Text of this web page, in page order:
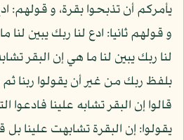
يأمركم أن تذبحوا بقرة، و قولهم:
و قولهم ثانيا: ادع لنا ربك يبين لنا
لنا ربك يبين لنا ما هي إن البقر
بلفظ ربك من غير أن يقولوا ربنا
قالوا إن البقر تشابه علينا فادعوا
يقولوا: إن البقرة تشابهت علينا بل